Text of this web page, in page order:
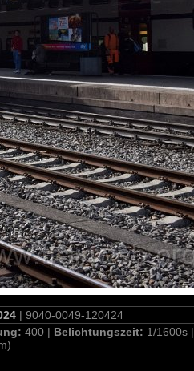
| 9040-0049-120424
400 | Belichtungszeit: 1/1600s |